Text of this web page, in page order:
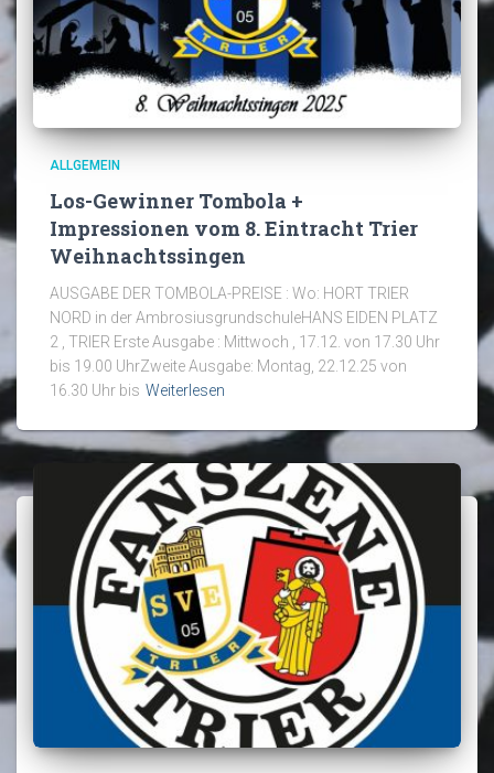
ALLGEMEIN
Los-Gewinner Tombola +
Impressionen vom 8. Eintracht Trier
Weihnachtssingen
AUSGABE DER TOMBOLA-PREISE : Wo: HORT TRIER
NORD in der AmbrosiusgrundschuleHANS EIDEN PLATZ
2 , TRIER Erste Ausgabe : Mittwoch , 17.12. von 17.30 Uhr
bis 19.00 UhrZweite Ausgabe: Montag, 22.12.25 von
16.30 Uhr bis Weiterlesen